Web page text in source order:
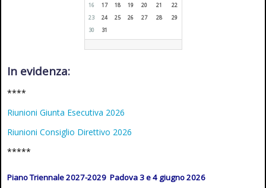
16
17 18 19 20 21
22
23
24 25 26 27 28
29
30
31
In evidenza:
****
Riunioni Giunta Esecutiva 2026
Riunioni Consiglio Direttivo 2026
*****
Piano Triennale 2027-2029 Padova 3 e 4 giugno 2026